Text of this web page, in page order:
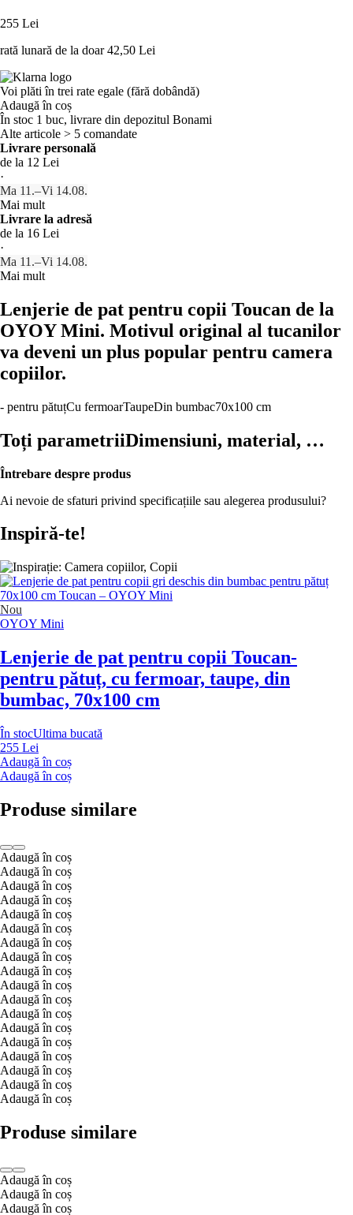
255 Lei
rată lunară de la doar 42,50 Lei
Voi plăti în trei rate egale (fără dobândă)
Adaugă în coș
În stoc 1 buc, livrare din depozitul Bonami
Alte articole > 5 comandate
Livrare personală
de la 12 Lei
·
Ma 11.–Vi 14.08.
Mai mult
Livrare la adresă
de la 16 Lei
·
Ma 11.–Vi 14.08.
Mai mult
Lenjerie de pat pentru copii Toucan de la
OYOY Mini. Motivul original al tucanilor
va deveni un plus popular pentru camera
copiilor.
- pentru pătuțCu fermoarTaupeDin bumbac70x100 cm
Toți parametriiDimensiuni, material, …
Întrebare despre produs
Ai nevoie de sfaturi privind specificațiile sau alegerea produsului?
Inspiră-te!
Nou
OYOY Mini
Lenjerie de pat pentru copii Toucan-
pentru pătuț, cu fermoar, taupe, din
bumbac, 70x100 cm
În stocUltima bucată
255 Lei
Adaugă în coș
Adaugă în coș
Produse similare
Adaugă în coș
Adaugă în coș
Adaugă în coș
Adaugă în coș
Adaugă în coș
Adaugă în coș
Adaugă în coș
Adaugă în coș
Adaugă în coș
Adaugă în coș
Adaugă în coș
Adaugă în coș
Adaugă în coș
Adaugă în coș
Adaugă în coș
Adaugă în coș
Adaugă în coș
Adaugă în coș
Produse similare
Adaugă în coș
Adaugă în coș
Adaugă în coș